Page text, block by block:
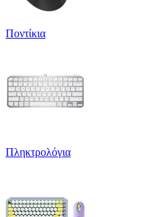
Ποντίκια
Πληκτρολόγια